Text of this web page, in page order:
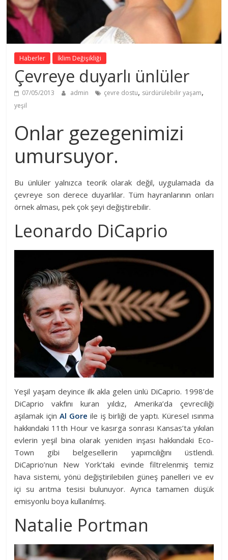
Haberler İklim Değişikliği
Çevreye duyarlı ünlüler
07/05/2013 admin çevre dostu, sürdürülebilir yaşam,
yeşil
Onlar gezegenimizi
umursuyor.
Bu ünlüler yalnızca teorik olarak değil, uygulamada da
çevreye son derece duyarlılar. Tüm hayranlarının onları
örnek alması, pek çok şeyi değiştirebilir.
Leonardo DiCaprio
Yeşil yaşam deyince ilk akla gelen ünlü DiCaprio. 1998’de
DiCaprio vakfını kuran yıldız, Amerika’da çevreciliği
aşılamak için Al Gore ile iş birliği de yaptı. Küresel ısınma
hakkındaki 11th Hour ve kasırga sonrası Kansas’ta yıkılan
evlerin yeşil bina olarak yeniden inşası hakkındaki Eco-
Town gibi belgesellerin yapımcılığını üstlendi.
DiCaprio’nun New York’taki evinde filtrelenmiş temiz
hava sistemi, yönü değiştirilebilen güneş panelleri ve ev
içi su arıtma tesisi bulunuyor. Ayrıca tamamen düşük
emisyonlu boya kullanılmış.
Natalie Portman